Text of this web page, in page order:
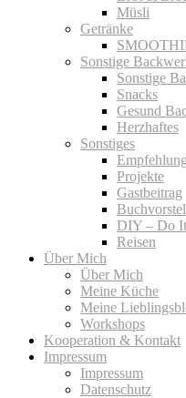
Müsli
Getränke
Sonstige
Sonstige
Snacks
Gesund
Herzhaftes
Sonstiges
Projekte
Gastbeitrag
DIY – Do
Reisen
Über Mich
Über Mich
Meine Küche
Meine
Workshops
Kooperation & Kontakt
Impressum
Impressum
Datenschutz